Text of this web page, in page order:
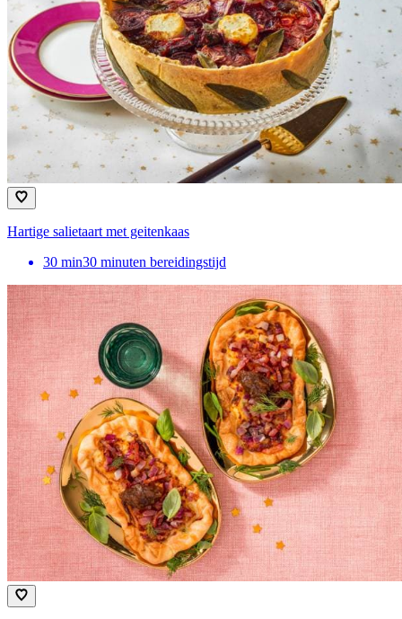
Hartige salietaart met geitenkaas
30 min30 minuten bereidingstijd